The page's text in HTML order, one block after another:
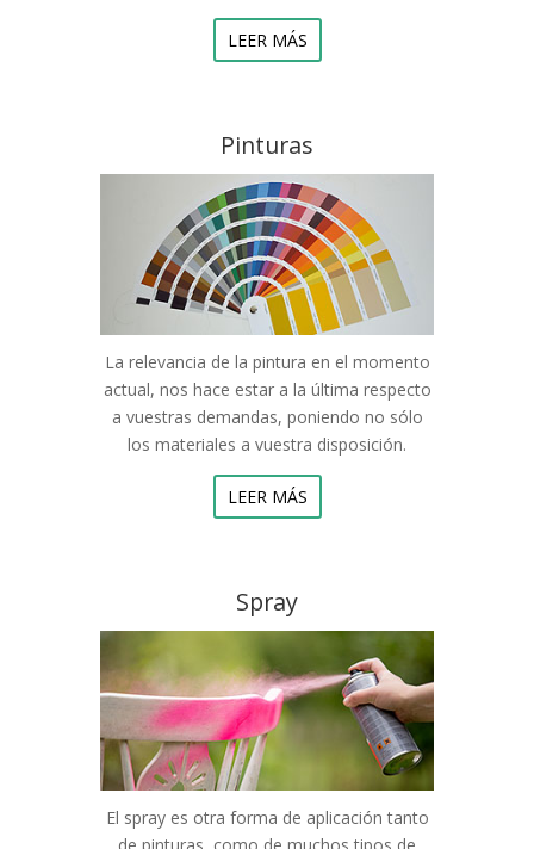
LEER MÁS
Pinturas
La relevancia de la pintura en el momento
actual, nos hace estar a la última respecto
a vuestras demandas, poniendo no sólo
los materiales a vuestra disposición.
LEER MÁS
Spray
El spray es otra forma de aplicación tanto